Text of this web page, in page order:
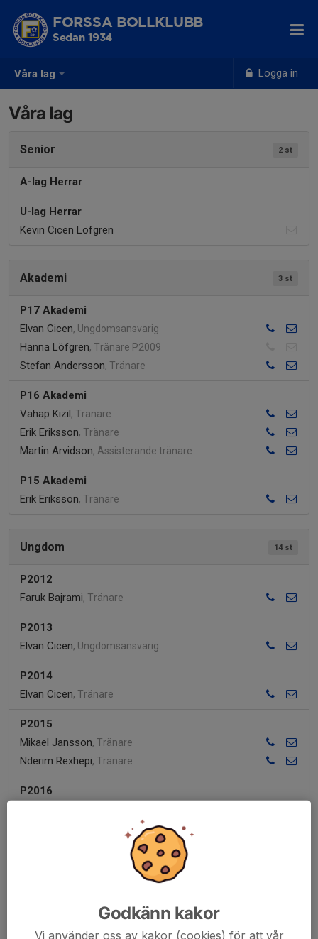
Våra lag Logga in
FORSSA BOLLKLUBB
Sedan 1934
Våra lag
2 st
Senior
A-lag Herrar
U-lag Herrar
Kevin Cicen Löfgren
3 st
Akademi
P17 Akademi
Elvan Cicen, Ungdomsansvarig
Hanna Löfgren, Tränare P2009
Stefan Andersson, Tränare
P16 Akademi
Vahap Kizil, Tränare
Erik Eriksson, Tränare
Martin Arvidson, Assisterande tränare
P15 Akademi
Erik Eriksson, Tränare
14 st
Ungdom
P2012
Faruk Bajrami, Tränare
P2013
Elvan Cicen, Ungdomsansvarig
P2014
Elvan Cicen, Tränare
P2015
Mikael Jansson, Tränare
Nderim Rexhepi, Tränare
P2016
Godkänn kakor
Vi använder oss av kakor (cookies) för att vår